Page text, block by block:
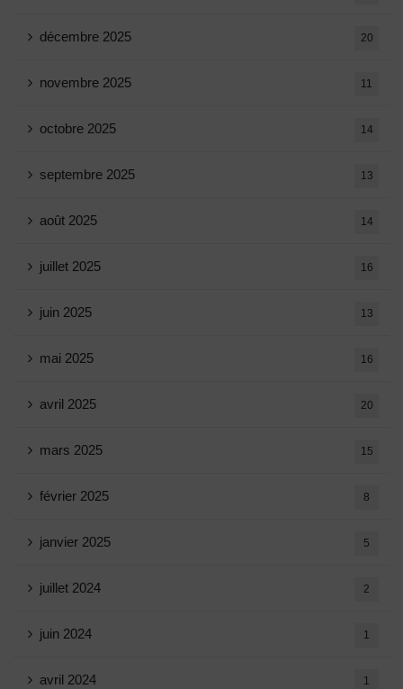
décembre 2025 20
novembre 2025 11
octobre 2025 14
septembre 2025 13
août 2025 14
juillet 2025 16
juin 2025 13
mai 2025 16
avril 2025 20
mars 2025 15
février 2025 8
janvier 2025 5
juillet 2024 2
juin 2024 1
avril 2024 1